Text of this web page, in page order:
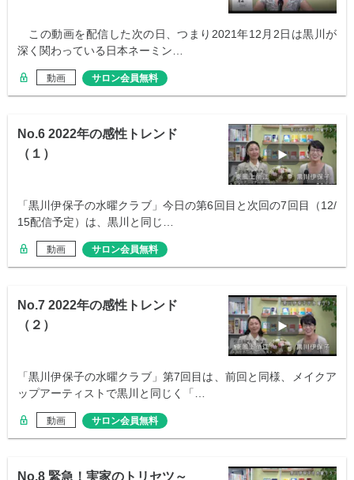
この動画を配信した次の日、つまり2021年12月2日は黒川が
深く関わっている日本ネーミン…
動画 サロン会員無料
No.6 2022年の感性トレンド
（１）
「黒川伊保子の水曜クラブ」今日の第6回目と次回の7回目（12/
15配信予定）は、黒川と同じ…
動画 サロン会員無料
No.7 2022年の感性トレンド
（２）
「黒川伊保子の水曜クラブ」第7回目は、前回と同様、メイクア
ップアーティストで黒川と同じく「…
動画 サロン会員無料
No.8 緊急！実家のトリセツ～